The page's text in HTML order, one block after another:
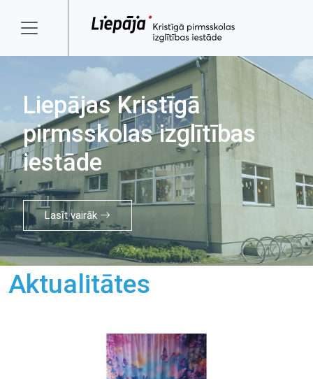
Liepājas Kristīgā
pirmsskolas izglītības
iestāde
Lasīt vairāk
Aktualitātes